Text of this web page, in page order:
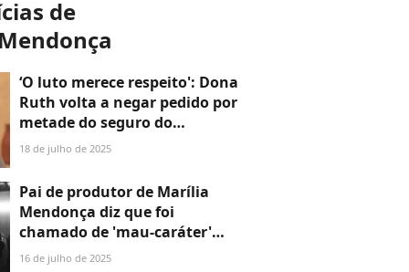
de
‘O luto merece respeito': Dona
Ruth volta a negar pedido por
metade do seguro do
acidente de avião e garante
empática com as demais
famílias'
18 de julho de 2025
Pai de produtor de Marília
Mendonça diz que foi
chamado de 'mau-caráter'
por advogado de Dona Ruth e
16 de julho de 2025